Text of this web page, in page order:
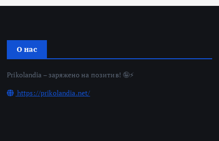
О нас
Prikolandia – заряжено на позитив! 🤪⚡
https://prikolandia.net/